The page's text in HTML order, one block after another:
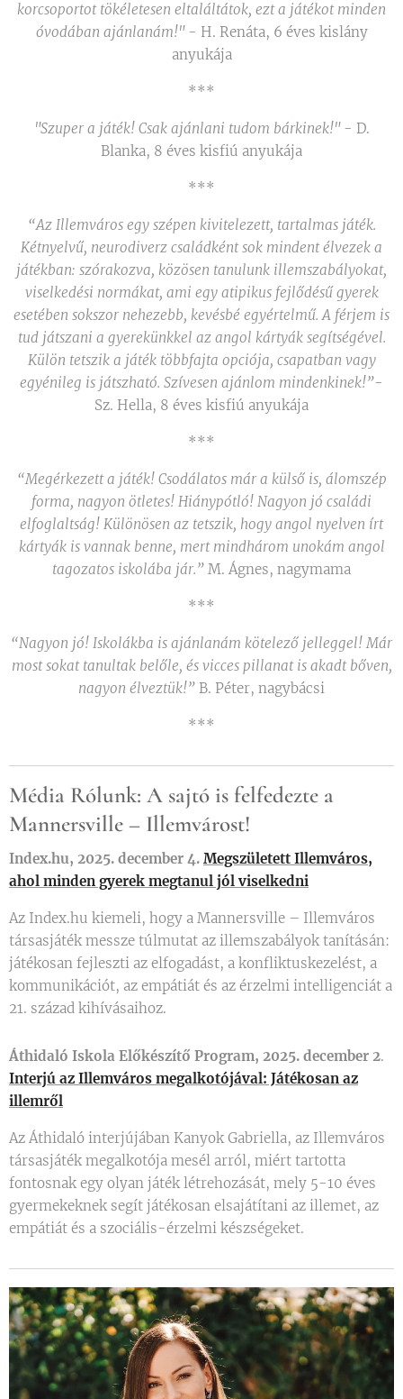
korcsoportot tökéletesen eltaláltátok, ezt a játékot minden
óvodában ajánlanám!"- H. Renáta, 6 éves kislány
anyukája
***
"Szuper a játék! Csak ajánlani tudom bárkinek!" - D.
Blanka, 8 éves kisfiú anyukája
***
“Az Illemváros egy szépen kivitelezett, tartalmas játék.
Kétnyelvű, neurodiverz családként sok mindent élvezek a
játékban: szórakozva, közösen tanulunk illemszabályokat,
viselkedési normákat, ami egy atipikus fejlődésű gyerek
esetében sokszor nehezebb, kevésbé egyértelmű. A férjem is
tud játszani a gyerekünkkel az angol kártyák segítségével.
Külön tetszik a játék többfajta opciója, csapatban vagy
egyénileg is játszható. Szívesen ajánlom mindenkinek!”-
Sz. Hella, 8 éves kisfiú anyukája
***
“Megérkezett a játék! Csodálatos már a külső is, álomszép
forma, nagyon ötletes! Hiánypótló! Nagyon jó családi
elfoglaltság! Különösen az tetszik, hogy angol nyelven írt
kártyák is vannak benne, mert mindhárom unokám angol
tagozatos iskolába jár.” M. Ágnes, nagymama
***
“Nagyon jó! Iskolákba is ajánlanám kötelező jelleggel! Már
most sokat tanultak belőle, és vicces pillanat is akadt bőven,
nagyon élveztük!” B. Péter, nagybácsi
***
Média Rólunk: A sajtó is felfedezte a
Mannersville – Illemvárost!
Index.hu, 2025. december 4. Megszületett Illemváros,
ahol minden gyerek megtanul jól viselkedni
Az Index.hu kiemeli, hogy a Mannersville – Illemváros
társasjáték messze túlmutat az illemszabályok tanításán:
játékosan fejleszti az elfogadást, a konfliktuskezelést, a
kommunikációt, az empátiát és az érzelmi intelligenciát a
21. század kihívásaihoz.
Áthidaló Iskola Előkészítő Program, 2025. december 2.
Interjú az Illemváros megalkotójával: Játékosan az
illemről
Az Áthidaló interjújában Kanyok Gabriella, az Illemváros
társasjáték megalkotója mesél arról, miért tartotta
fontosnak egy olyan játék létrehozását, mely 5-10 éves
gyermekeknek segít játékosan elsajátítani az illemet, az
empátiát és a szociális-érzelmi készségeket.